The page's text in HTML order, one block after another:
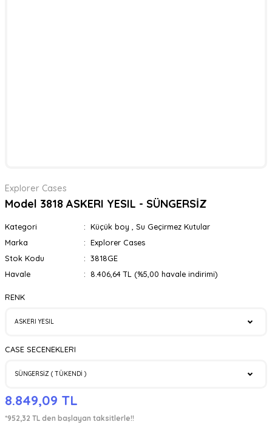
Explorer Cases
Model 3818 ASKERI YESIL - SÜNGERSİZ
Kategori Küçük boy
Su Geçirmez Kutular
Marka
Explorer Cases
Stok Kodu
3818GE
Havale
8.406,64 TL (%5,00 havale indirimi)
RENK
CASE SECENEKLERI
8.849,09 TL
*952,32 TL den başlayan taksitlerle!!